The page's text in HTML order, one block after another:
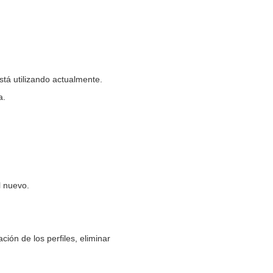
utilizando actualmente.
nuevo.
de los perfiles, eliminar